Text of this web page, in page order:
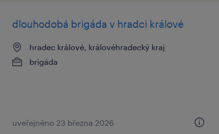
dlouhodobá brigáda v hradci králové
hradec králové, královéhradecký kraj
brigáda
uveřejněno 23 března 2026